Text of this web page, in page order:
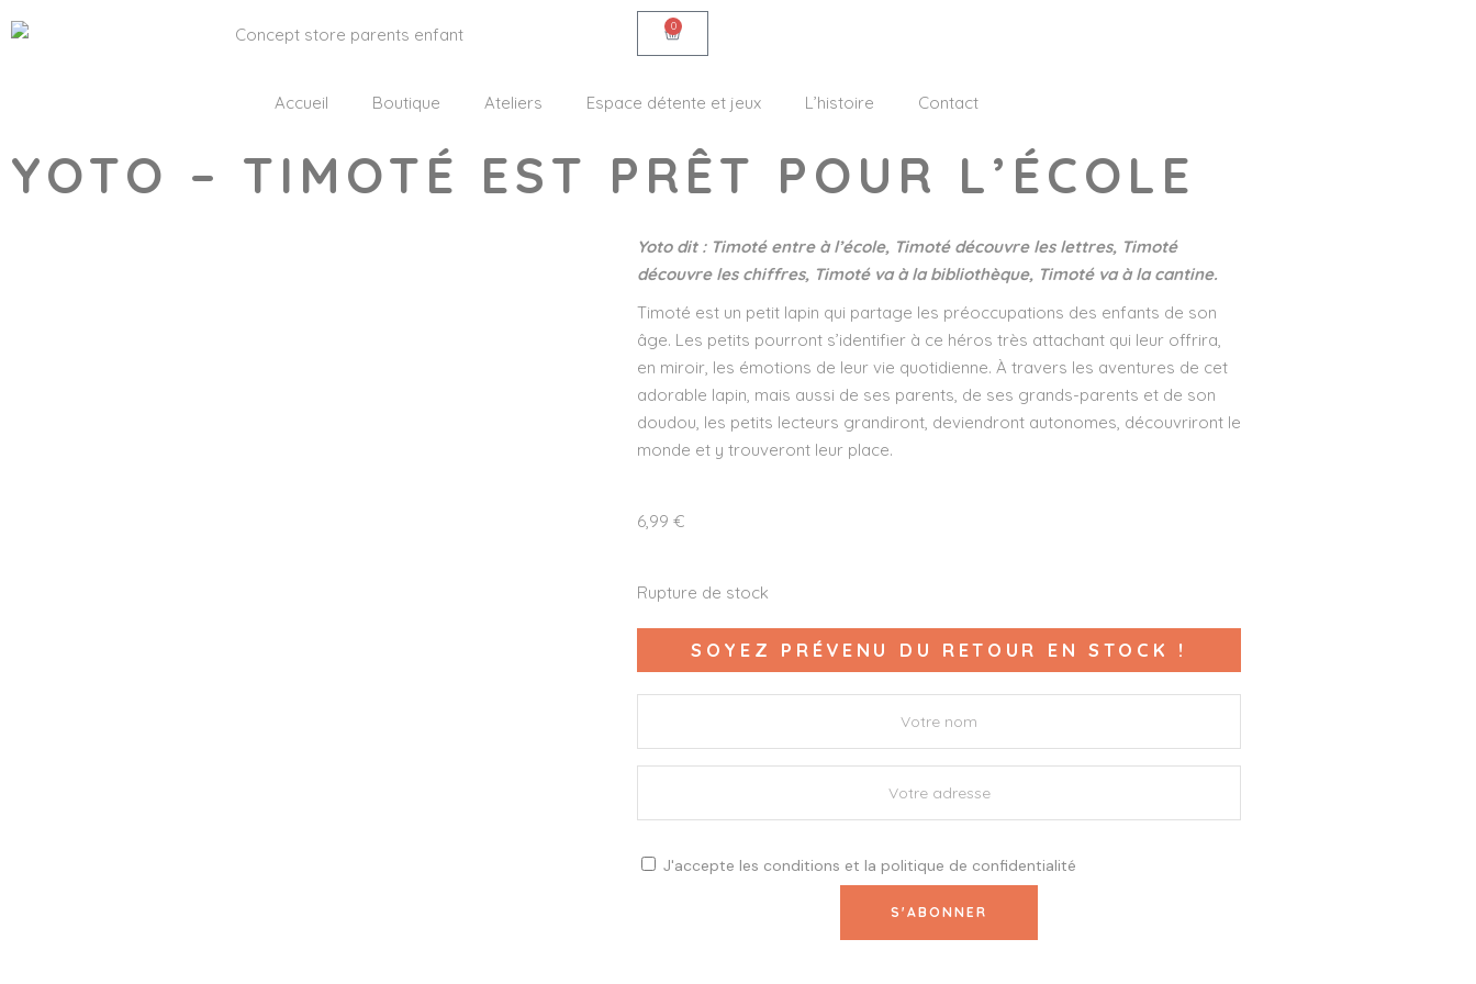
0
Accueil Boutique Ateliers Espace détente et jeux L’histoire Contact
YOTO – TIMOTÉ EST PRÊT POUR L’ÉCOLE
Yoto dit : Timoté entre à l’école, Timoté découvre les lettres, Timoté
découvre les chiffres, Timoté va à la bibliothèque, Timoté va à la cantine.
Timoté est un petit lapin qui partage les préoccupations des enfants de son
âge. Les petits pourront s’identifier à ce héros très attachant qui leur offrira,
en miroir, les émotions de leur vie quotidienne. À travers les aventures de cet
adorable lapin, mais aussi de ses parents, de ses grands-parents et de son
doudou, les petits lecteurs grandiront, deviendront autonomes, découvriront le
monde et y trouveront leur place.
6,99 €
Rupture de stock
SOYEZ PRÉVENU DU RETOUR EN STOCK !
J'accepte les conditions et la politique de confidentialité